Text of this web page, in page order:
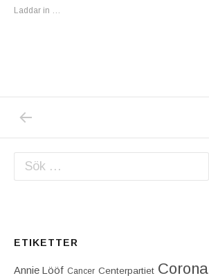
Laddar in …
Inläggsnavigering
Sök efter:
ETIKETTER
Annie Lööf Cancer Centerpartiet‎ Corona